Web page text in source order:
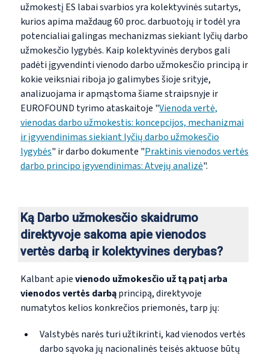
užmokestį ES labai svarbios yra kolektyvinės sutartys,
kurios apima maždaug 60 proc. darbuotojų ir todėl yra
potencialiai galingas mechanizmas siekiant lyčių darbo
užmokesčio lygybės. Kaip kolektyvinės derybos gali
padėti įgyvendinti vienodo darbo užmokesčio principą ir
kokie veiksniai riboja jo galimybes šioje srityje,
analizuojama ir apmąstoma šiame straipsnyje ir
EUROFOUND tyrimo ataskaitoje "Vienoda vertė,
vienodas darbo užmokestis: koncepcijos, mechanizmai
ir įgyvendinimas siekiant lyčių darbo užmokesčio
lygybės" ir darbo dokumente "Praktinis vienodos vertės
darbo principo įgyvendinimas: Atvejų analizė".
Ką Darbo užmokesčio skaidrumo
direktyvoje sakoma apie vienodos
vertės darbą ir kolektyvines derybas?
Kalbant apievienodo užmokesčio už tą patį arba
vienodos vertės darbąprincipą, direktyvoje
numatytos kelios konkrečios priemonės, tarp jų:
Valstybės narės turi užtikrinti, kad vienodos vertės
darbo sąvoka jų nacionalinės teisės aktuose būtų